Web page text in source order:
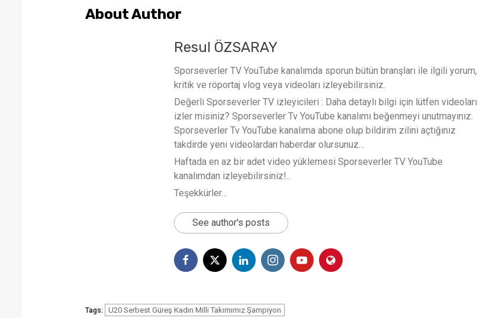
About Author
Resul ÖZSARAY
Sporseverler TV YouTube kanalımda sporun bütün branşları ile ilgili yorum,
kritik ve röportaj vlog veya videoları izleyebilirsiniz.
Değerli Sporseverler TV izleyicileri : Daha detaylı bilgi için lütfen videoları
izler misiniz? Sporseverler Tv YouTube kanalımı beğenmeyi unutmayınız.
Sporseverler Tv YouTube kanalıma abone olup bildirim zilini açtığınız
takdirde yeni videolardan haberdar olursunuz…
Haftada en az bir adet video yüklemesi Sporseverler TV YouTube
kanalımdan izleyebilirsiniz!..
Teşekkürler…
See author's posts
Tags: U20 Serbest Güreş Kadın Milli Takımımız Şampiyon